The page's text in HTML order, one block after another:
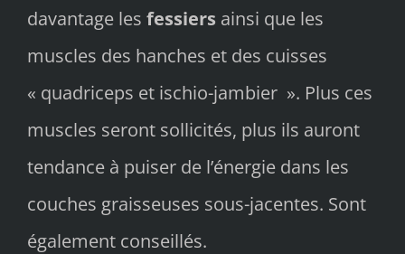
davantage les fessiers ainsi que les
muscles des hanches et des cuisses
« quadriceps et ischio-jambier ». Plus ces
muscles seront sollicités, plus ils auront
tendance à puiser de l’énergie dans les
couches graisseuses sous-jacentes. Sont
également conseillés.